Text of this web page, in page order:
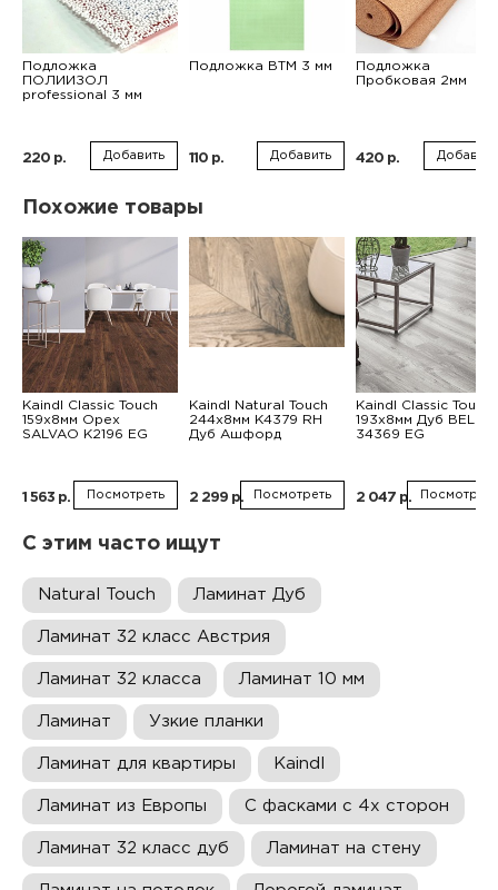
Подложка
ПОЛИИЗОЛ
professional 3 мм
220 р. Добавить
Подложка ВТМ 3 мм
110 р. Добавить
Подложка
Пробковая 2мм
420 р. Добавить
Похожие товары
Kaindl Classic Touch
159x8мм Орех
SALVAO К2196 EG
1 563 р. Посмотреть
Kaindl Natural Touch
244x8мм К4379 RH
Дуб Ашфорд
2 299 р. Посмотреть
Kaindl Classic Touch
193x8мм Дуб
34369 EG
2 047 р. Посмотреть
С этим часто ищут
Natural Touch Ламинат Дуб
Ламинат 32 класс Австрия
Ламинат 32 класса Ламинат 10 мм
Ламинат Узкие планки
Ламинат для квартиры Kaindl
Ламинат из Европы С фасками с 4х сторон
Ламинат 32 класс дуб Ламинат на стену